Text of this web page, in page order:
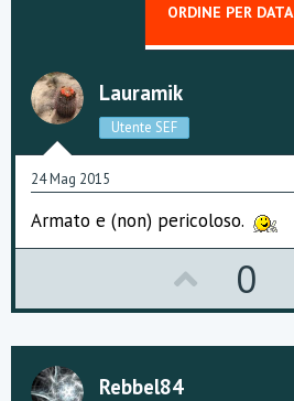
ORDINE PER DATA
Lauramik
Utente SEF
24 Mag 2015
Armato e (non) pericoloso.
p
v
0
Rebbel84